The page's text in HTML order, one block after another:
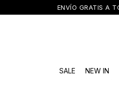
ENVÍO GRATIS A
SALE NEW IN